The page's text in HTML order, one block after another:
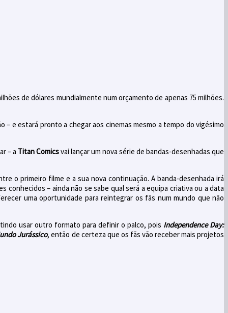
de dólares mundialmente num orçamento de apenas 75 milhões.
– e estará pronto a chegar aos cinemas mesmo a tempo do vigésimo
– a Titan Comicsvai lançar um nova série de bandas-desenhadas que
o primeiro filme e a sua nova continuação. A banda-desenhada irá
conhecidos – ainda não se sabe qual será a equipa criativa ou a data
uma oportunidade para reintegrar os fãs num mundo que não
usar outro formato para definir o palco, pois Independence Day:
Jurássico, então de certeza que os fãs vão receber mais projetos